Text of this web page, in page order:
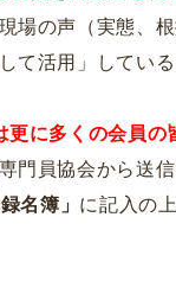
場の声（実態、
て活用」してい
更に多くの会員
門員協会から送
名簿」 に記入の